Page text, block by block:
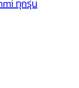
ทุกรุ่น